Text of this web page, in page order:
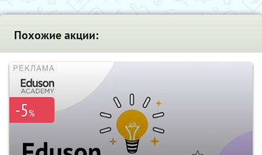
Похожие акции:
-5%